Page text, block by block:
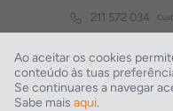
Ao aceitar os cookies
conteúdo às tuas
Se continuares a navegar
Sabe mais aqui.
211 572 034